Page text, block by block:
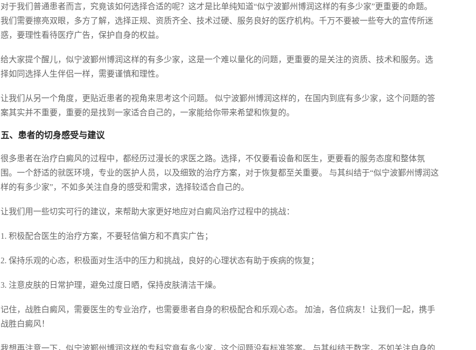
对于我们普通患者而言，究竟该如何选择合适的呢？这才是比单纯知道“似宁波鄞州博润这样的有多少家”更重要的命题。
我们需要擦亮双眼，多方了解，选择正规、资质齐全、技术过硬、服务良好的医疗机构。千万不要被一些夸大的宣传所迷
惑，要理性看待医疗广告，保护自身的权益。
给大家提个醒儿，似宁波鄞州博润这样的有多少家，这是一个难以量化的问题，更重要的是关注的资质、技术和服务。选
择如同选择人生伴侣一样，需要谨慎和理性。
让我们从另一个角度，更贴近患者的视角来思考这个问题。 似宁波鄞州博润这样的，在国内到底有多少家，这个问题的答
案其实并不重要，重要的是找到一家适合自己的，一家能给你带来希望和恢复的。
五、患者的切身感受与建议
很多患者在治疗白癜风的过程中，都经历过漫长的求医之路。选择，不仅要看设备和医生，更要看的服务态度和整体氛
围。一个舒适的就医环境，专业的医护人员，以及细致的治疗方案，对于恢复都至关重要。 与其纠结于“似宁波鄞州博润这
样的有多少家”，不如多关注自身的感受和需求，选择较适合自己的。
让我们用一些切实可行的建议，来帮助大家更好地应对白癜风治疗过程中的挑战：
1. 积极配合医生的治疗方案，不要轻信偏方和不真实广告；
2. 保持乐观的心态，积极面对生活中的压力和挑战，良好的心理状态有助于疾病的恢复；
3. 注意皮肤的日常护理，避免过度日晒，保持皮肤清洁干燥。
记住，战胜白癜风，需要医生的专业治疗，也需要患者自身的积极配合和乐观心态。 加油，各位病友！让我们一起，携手
战胜白癜风！
我想再注意一下，似宁波鄞州博润这样的专科究竟有多少家，这个问题没有标准答案。 与其纠结于数字，不如关注自身的